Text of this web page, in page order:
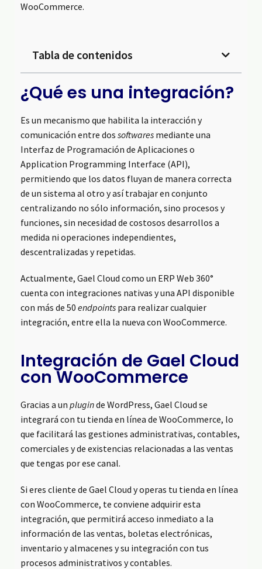
WooCommerce.
Tabla de contenidos
¿Qué es una integración?
Es un mecanismo que habilita la interacción y
comunicación entre dos softwares mediante una
Interfaz de Programación de Aplicaciones o
Application Programming Interface (API),
permitiendo que los datos fluyan de manera correcta
de un sistema al otro y así trabajar en conjunto
centralizando no sólo información, sino procesos y
funciones, sin necesidad de costosos desarrollos a
medida ni operaciones independientes,
descentralizadas y repetidas.
Actualmente, Gael Cloud como un ERP Web 360°
cuenta con integraciones nativas y una API disponible
con más de 50 endpoints para realizar cualquier
integración, entre ella la nueva con WooCommerce.
Integración de Gael Cloud
con WooCommerce
Gracias a un pluginde WordPress, Gael Cloud se
integrará con tu tienda en línea de WooCommerce, lo
que facilitará las gestiones administrativas, contables,
comerciales y de existencias relacionadas a las ventas
que tengas por ese canal.
Si eres cliente de Gael Cloud y operas tu tienda en línea
con WooCommerce, te conviene adquirir esta
integración, que permitirá acceso inmediato a la
información de las ventas, boletas electrónicas,
inventario y almacenes y su integración con tus
procesos administrativos y contables.